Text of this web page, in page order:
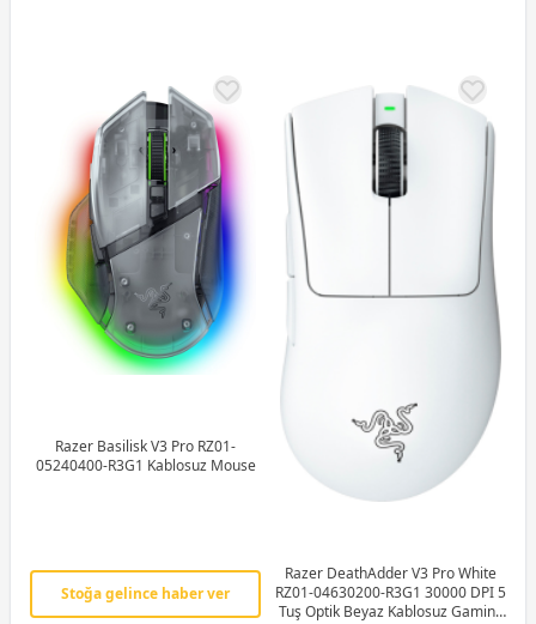
Razer Basilisk V3 Pro RZ01-
05240400-R3G1 Kablosuz Mouse
Stoğa gelince haber ver
Razer DeathAdder V3 Pro White
RZ01-04630200-R3G1 30000 DPI 5
Tuş Optik Beyaz Kablosuz Gaming